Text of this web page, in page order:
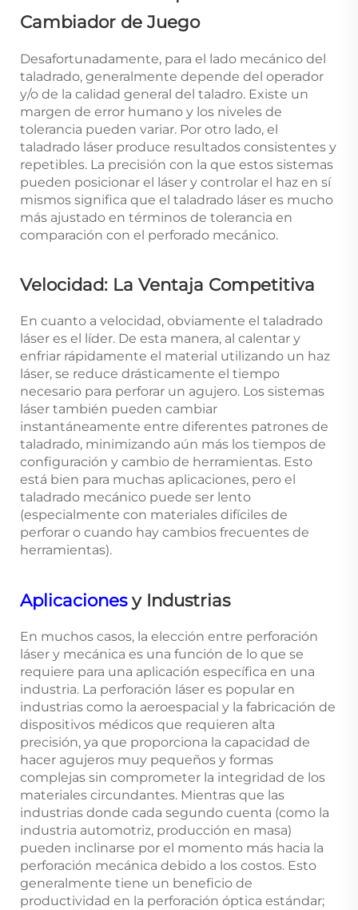
Cambiador de Juego
Desafortunadamente, para el lado mecánico del
taladrado, generalmente depende del operador
y/o de la calidad general del taladro. Existe un
margen de error humano y los niveles de
tolerancia pueden variar. Por otro lado, el
taladrado láser produce resultados consistentes y
repetibles. La precisión con la que estos sistemas
pueden posicionar el láser y controlar el haz en sí
mismos significa que el taladrado láser es mucho
más ajustado en términos de tolerancia en
comparación con el perforado mecánico.
Velocidad: La Ventaja Competitiva
En cuanto a velocidad, obviamente el taladrado
láser es el líder. De esta manera, al calentar y
enfriar rápidamente el material utilizando un haz
láser, se reduce drásticamente el tiempo
necesario para perforar un agujero. Los sistemas
láser también pueden cambiar
instantáneamente entre diferentes patrones de
taladrado, minimizando aún más los tiempos de
configuración y cambio de herramientas. Esto
está bien para muchas aplicaciones, pero el
taladrado mecánico puede ser lento
(especialmente con materiales difíciles de
perforar o cuando hay cambios frecuentes de
herramientas).
Aplicacionesy Industrias
En muchos casos, la elección entre perforación
láser y mecánica es una función de lo que se
requiere para una aplicación específica en una
industria. La perforación láser es popular en
industrias como la aeroespacial y la fabricación de
dispositivos médicos que requieren alta
precisión, ya que proporciona la capacidad de
hacer agujeros muy pequeños y formas
complejas sin comprometer la integridad de los
materiales circundantes. Mientras que las
industrias donde cada segundo cuenta (como la
industria automotriz, producción en masa)
pueden inclinarse por el momento más hacia la
perforación mecánica debido a los costos. Esto
generalmente tiene un beneficio de
productividad en la perforación óptica estándar;